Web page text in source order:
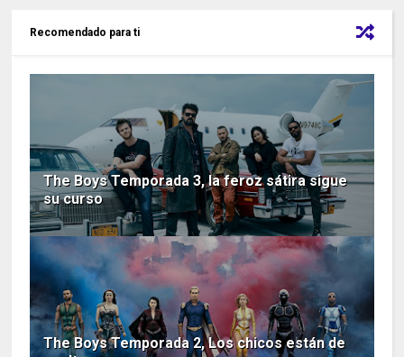
Recomendado para ti
The Boys Temporada 3, la feroz sátira sigue
su curso
The Boys Temporada 2, Los chicos están de